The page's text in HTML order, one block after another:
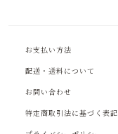
お支払い方法
配送・送料について
お問い合わせ
特定商取引法に基づく表記